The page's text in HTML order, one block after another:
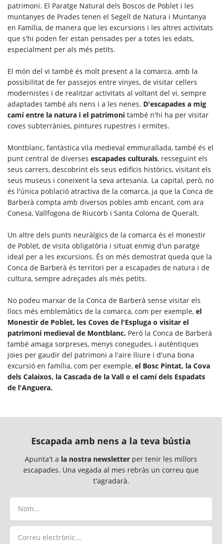
patrimoni. El Paratge Natural dels Boscos de Poblet i les
muntanyes de Prades tenen el Segell de Natura i Muntanya
en Família, de manera que les excursions i les altres activitats
que s'hi poden fer estan pensades per a totes les edats,
especialment per als més petits.
El món del vi també és molt present a la comarca, amb la
possibilitat de fer passejos entre vinyes, de visitar cellers
modernistes i de realitzar activitats al voltant del vi, sempre
adaptades també als nens i a les nenes. D'escapades a mig
camí entre la natura i el patrimoni també n'hi ha per visitar
coves subterrànies, pintures rupestres i ermites.
Montblanc, fantàstica vila medieval emmurallada, també és el
punt central de diverses escapades culturals, resseguint els
seus carrers, descobrint els seus edificis històrics, visitant els
seus museus i coneixent la seva artesania. La capital, però, no
és l'única població atractiva de la comarca, ja que la Conca de
Barberà compta amb diversos pobles amb encant, com ara
Conesa, Vallfogona de Riucorb i Santa Coloma de Queralt.
Un altre dels punts neuràlgics de la comarca és el monestir
de Poblet, de visita obligatòria i situat enmig d'un paratge
ideal per a les excursions. És on més demostrat queda que la
Conca de Barberà és territori per a escapades de natura i de
cultura, sempre adreçades als més petits.
No podeu marxar de la Conca de Barberà sense visitar els
llocs més emblemàtics de la comarca, com per exemple, el
Monestir de Poblet, les Coves de l'Espluga o visitar el
patrimoni medieval de Montblanc. Però la Conca de Barberà
també amaga sorpreses, menys conegudes, i autèntiques
joies per gaudir del patrimoni a l'aire lliure i d'una bona
excursió en família, com per exemple, el Bosc Pintat, la Cova
dels Calaixos, la Cascada de la Vall o el camí dels Espadats
de l'Anguera.
Escapada amb nens a la teva bústia
Apunta't a la nostra newsletter per tenir les millors
escapades. Una vegada al mes rebràs un correu que
t'agradarà.